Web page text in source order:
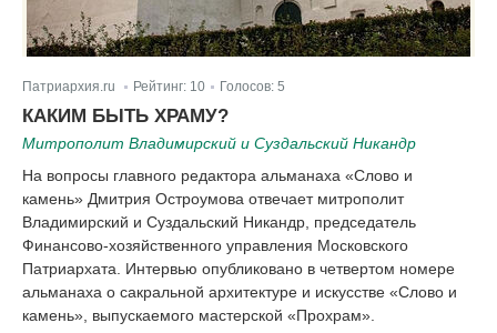
Патриархия.ru | Рейтинг: 10 Голосов: 5
КАКИМ БЫТЬ ХРАМУ?
Митрополит Владимирский и Суздальский Никандр
На вопросы главного редактора альманаха «Слово и
камень» Дмитрия Остроумова отвечает митрополит
Владимирский и Суздальский Никандр, председатель
Финансово-хозяйственного управления Московского
Патриархата. Интервью опубликовано в четвертом номере
альманаха о сакральной архитектуре и искусстве «Слово и
камень», выпускаемого мастерской «Прохрам».